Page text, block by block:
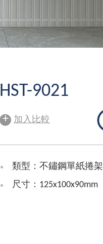
HST-9021
+ 加入比較
類型：不鏽鋼單紙捲架
尺寸：125x100x90mm